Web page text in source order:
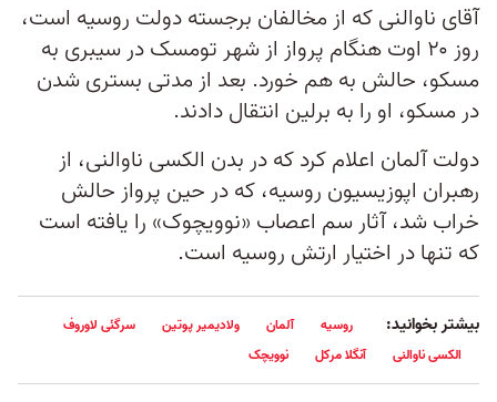
آقای ناوالنی که از مخالفان برجسته دولت روسیه است،
روز ۲۰ اوت هنگام پرواز از شهر تومسک در سیبری به
مسکو، حالش به هم خورد. بعد از مدتی بستری شدن
در مسکو، او را به برلین انتقال دادند.
دولت آلمان اعلام کرد که در بدن الکسی ناوالنی، از
رهبران اپوزیسیون روسیه، که در حین پرواز حالش
خراب شد، آثار سم اعصاب «نوویچوک» را یافته است
که تنها در اختیار ارتش روسیه است.
بیشتر بخوانید: روسیه آلمان ولادیمیر پوتین
سرگئی لاوروف
الکسی ناوالنی
آنگلا مرکل نوویچک